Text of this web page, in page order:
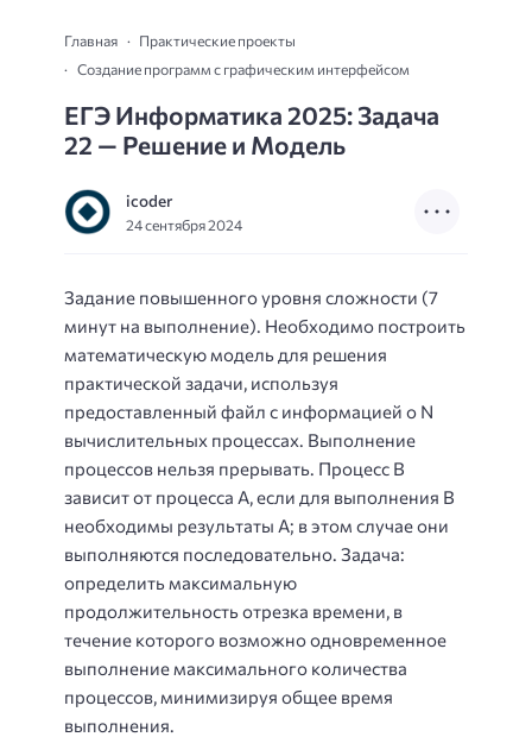
Главная
Практические проекты
Создание программ с графическим интерфейсом
ЕГЭ Информатика 2025: Задача
22 — Решение и Модель
icoder
24 сентября 2024
Задание повышенного уровня сложности (7
минут на выполнение). Необходимо построить
математическую модель для решения
практической задачи, используя
предоставленный файл с информацией о N
вычислительных процессах. Выполнение
процессов нельзя прерывать. Процесс B
зависит от процесса A, если для выполнения B
необходимы результаты A; в этом случае они
выполняются последовательно. Задача:
определить максимальную
продолжительность отрезка времени, в
течение которого возможно одновременное
выполнение максимального количества
процессов, минимизируя общее время
выполнения.